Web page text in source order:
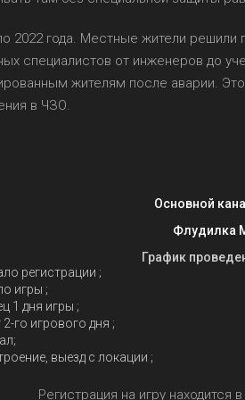
2022 года. Местные жители
специалистов от инженеров до
жителям после аварии.
в ЧЗО.
Основной
Флудилка
График
регистрации ;
игры ;
1 дня игры ;
го игрового дня ;
выезд с локации ;
Регистрация на игру